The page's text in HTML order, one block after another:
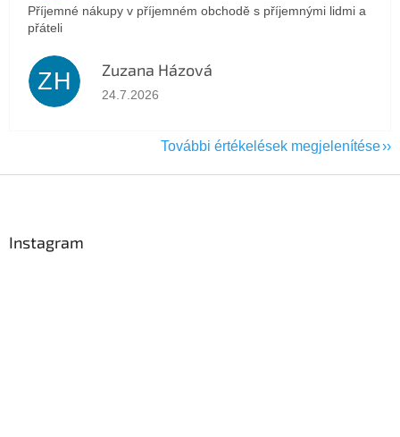
Příjemné nákupy v příjemném obchodě s příjemnými lidmi a
přáteli
ZH Zuzana Házová
Az áruház értékelése 5-ből 5 csillag.
24.7.2026
További értékelések megjelenítése
Instagram